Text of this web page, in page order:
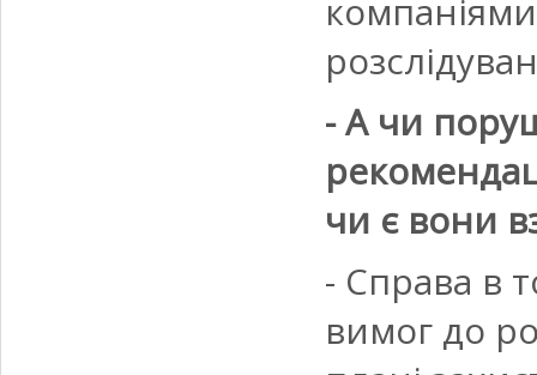
- А чи
чи є вони
- Справа в
вимог до